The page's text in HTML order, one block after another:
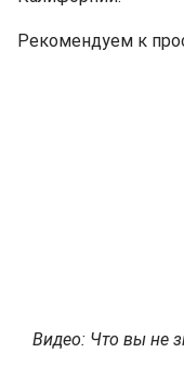
Рекомендуем к
Видео: Что вы не